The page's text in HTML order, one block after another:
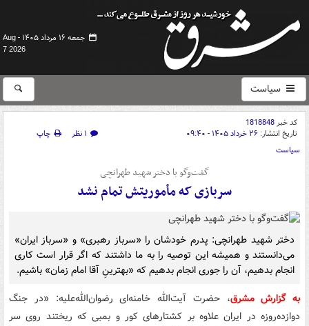
جمعه ۱۶ مرداد ۱۴۰۵ -
Aug
7 2026
سیاست
کد خبر1818848
تاریخ انتشار: ۲۶ خرداد ۱۴۰۵ - ۰۹:۴۰ ۱ نظر
چاپ
سیاست
گفت‌وگو با دختر شهید طهرانچی
سربازی که مأموریتش تمام نشد
دختر شهید طهرانچی: پدرم خودشان را «سرباز رهبری» و «سرباز ایران»
می‌دانستند و همیشه این توصیه را به ما داشتند که اگر قرار است کاری
انجام بدهیم، آن را جوری انجام بدهیم که «بهترینِ آقا امام زمان» باشیم.
به گزارش مشرق، حضرت آیت‌الله خامنه‌ای رضوان‌الله‌علیه: «در جنگ
دوازده‌روزه در ایران علاوه بر کشتارهای کور و بمبی که ریختند روی سر